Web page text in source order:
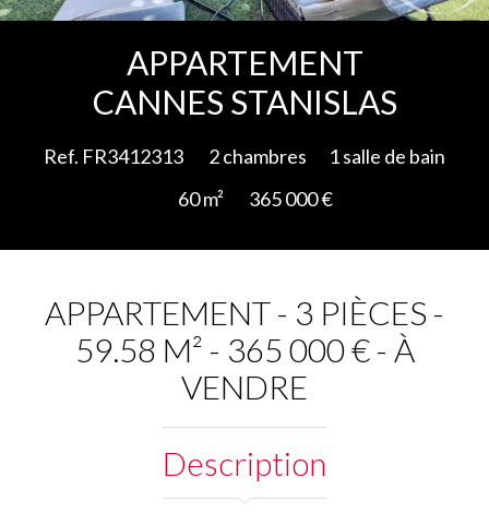
APPARTEMENT
CANNES STANISLAS
Ref. FR3412313 2 chambres
1 salle de bain
60 m²
365 000 €
APPARTEMENT - 3 PIÈCES -
59.58 M² - 365 000 € - À
VENDRE
Description